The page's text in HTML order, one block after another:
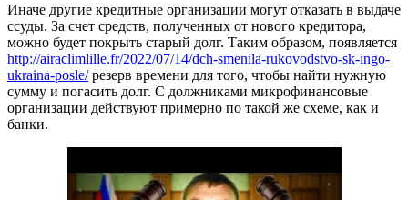
Иначе другие кредитные организации могут отказать в выдаче
ссуды. За счет средств, полученных от нового кредитора,
можно будет покрыть старый долг. Таким образом, появляется
http://airaclimlille.fr/2022/07/14/dch-smenila-rukovodstvo-sk-ingo-
ukraina-posle/резерв времени для того, чтобы найти нужную
сумму и погасить долг. С должниками микрофинансовые
организации действуют примерно по такой же схеме, как и
банки.